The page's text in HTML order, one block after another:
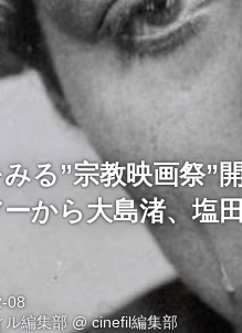
る”宗教映画祭”
から大島渚、塩
08
ル編集部@cinefil編集部